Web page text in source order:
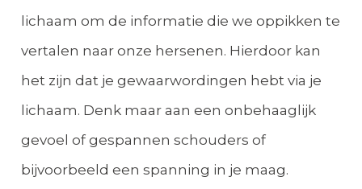
lichaam om de informatie die we oppikken te
vertalen naar onze hersenen. Hierdoor kan
het zijn dat je gewaarwordingen hebt via je
lichaam. Denk maar aan een onbehaaglijk
gevoel of gespannen schouders of
bijvoorbeeld een spanning in je maag.